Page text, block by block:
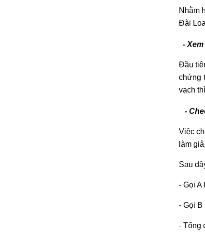
Nhằm
Đài
-
Đầu
chứng
vạch
-
Việc
làm
Sau
- Gọi A
- Gọi B
- Tổng